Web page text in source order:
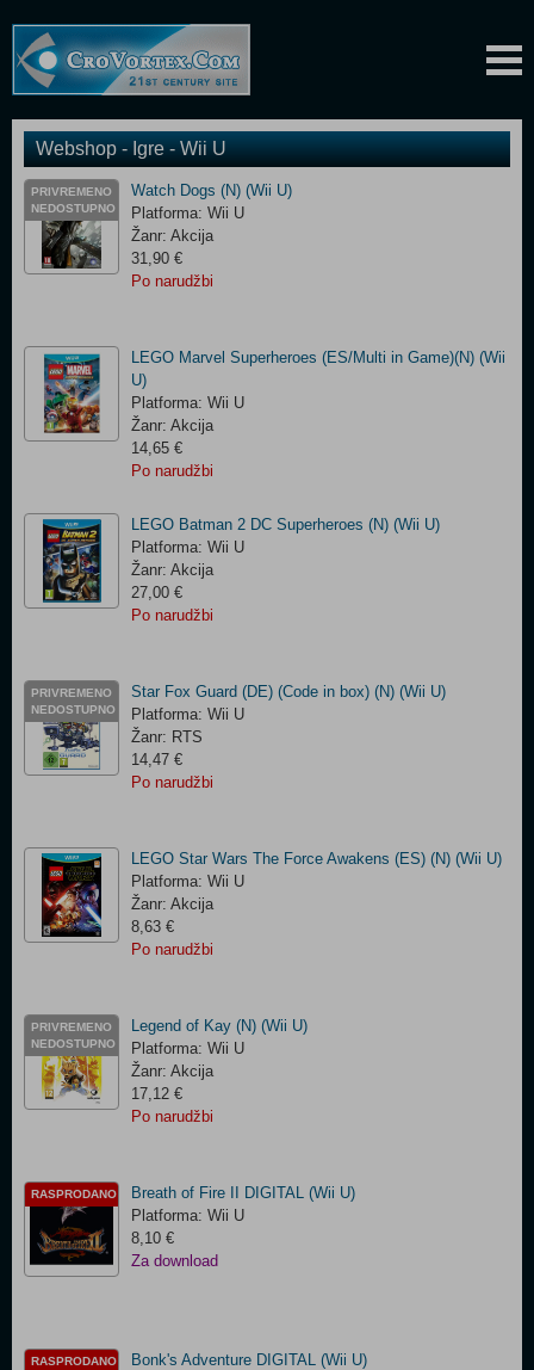
Webshop - Igre - Wii U
PRIVREMENO
NEDOSTUPNO
Watch Dogs (N) (Wii U)
Platforma: Wii U
Žanr: Akcija
31,90 €
Po narudžbi
LEGO Marvel Superheroes (ES/Multi in Game)(N) (Wii
U)
Platforma: Wii U
Žanr: Akcija
14,65 €
Po narudžbi
LEGO Batman 2 DC Superheroes (N) (Wii U)
Platforma: Wii U
Žanr: Akcija
27,00 €
Po narudžbi
PRIVREMENO
NEDOSTUPNO
Star Fox Guard (DE) (Code in box) (N) (Wii U)
Platforma: Wii U
Žanr: RTS
14,47 €
Po narudžbi
LEGO Star Wars The Force Awakens (ES) (N) (Wii U)
Platforma: Wii U
Žanr: Akcija
8,63 €
Po narudžbi
PRIVREMENO
NEDOSTUPNO
Legend of Kay (N) (Wii U)
Platforma: Wii U
Žanr: Akcija
17,12 €
Po narudžbi
RASPRODANO
Breath of Fire II DIGITAL (Wii U)
Platforma: Wii U
8,10 €
Za download
RASPRODANO
Bonk's Adventure DIGITAL (Wii U)